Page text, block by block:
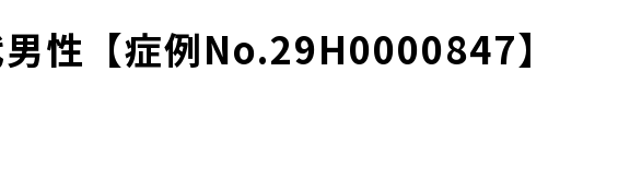
性【症例No.29H0000847】